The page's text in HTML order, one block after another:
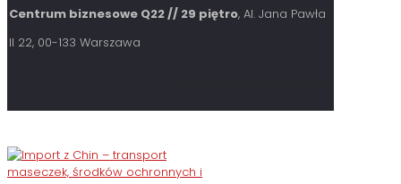
Centrum biznesowe Q22 // 29 piętro, Al. Jana Pawła
II 22, 00-133 Warszawa